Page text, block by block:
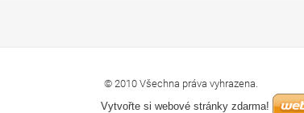
© 2010 Všechna práva vyhrazena.
Vytvořte si webové stránky zdarma!